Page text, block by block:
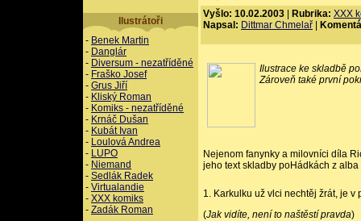
Ilustrátoři
- Benek Martin
- Danglár
- Diversum - nezatříděné
- Fraško Josef
- Grus Jiří
- Kliský Roman
- Komiks - nezatříděné
- Krnáč Dušan
- Kubát Ivan
- Loulová Andrea
- LUPO
- Niemand
- Sedlák Radek
- Virtualandie
- XXX komiks
- Zadák Roman
Vyšlo: 10.02.2003 Rubrika: XXX
Napsal: Dittmar Chmelař
Ilustrace ke skladbě
Zároveň také první
Nejenom fanynky a milovníci díla
jeho text skladby poHádkách z alba
1. Karkulku už vlci nechtěj žrát, je v
(Jak vidíte, není to naštěstí pravda)